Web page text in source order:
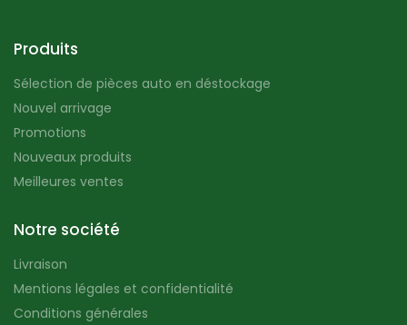
Produits
Sélection de pièces auto en déstockage
Nouvel arrivage
Promotions
Nouveaux produits
Meilleures ventes
Notre société
Livraison
Mentions légales et confidentialité
Conditions générales